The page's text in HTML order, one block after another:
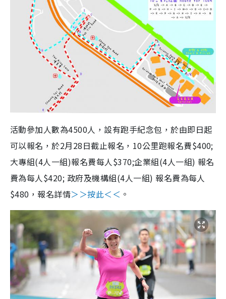
活動參加人數為4500人， 設有跑手紀念包，於由即日起
可以報名，於2月28日截止報名，10公里跑報名費$400;
大專組(4人一組)報名費每人$370;企業組(4人一組) 報名
費為每人$420; 政府及機構組(4人一組) 報名費為每人
$480，報名詳情＞＞按此＜＜ 。